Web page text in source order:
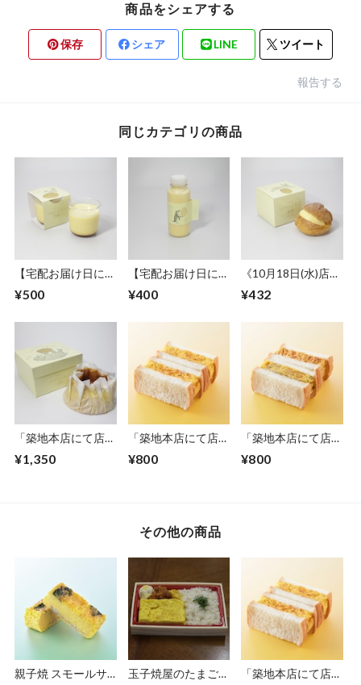
商品をシェアする
保存 シェア LINE ツイート
報告する
同じカテゴリの商品
【宅配お届け日に必
み】玉子焼屋のぷり
¥500
【宅配お届け日に必
み】玉子焼屋のみる
¥400
《10月18日(水)店舗
け日に必ずお受取で
¥432
「築地本店にて店頭
ん・で・ろー 〜生
¥1,350
「築地本店にて店頭
¥800
「築地本店にて店頭
ド
¥800
その他の商品
親子焼 スモールサ
玉子焼屋のたまごや
「築地本店にて店頭